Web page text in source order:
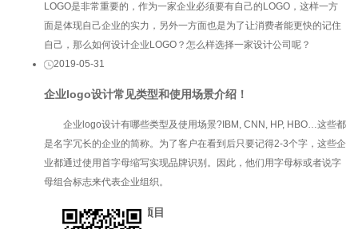
LOGO是非常重要的，作为一家企业必须要有自己的LOGO，这样一方
面是体现自己企业的实力，另外一方面也是为了让消费者能更快的记住
自己，那么如何设计企业LOGO？怎么样选择一家设计公司呢？
2019-05-31
企业logo设计常见类型和使用场景介绍！
企业logo设计​有哪些类型及使用场景?IBM, CNN, HP, HBO…这些都
是名字冗长的企业的简称。为了客户在看到后只要记得2-3个字，这些企
业都通过使用首字母缩写实现品牌识别。因此，他们用字母标或者说字
母组合标志来代表企业组织。
服务项目